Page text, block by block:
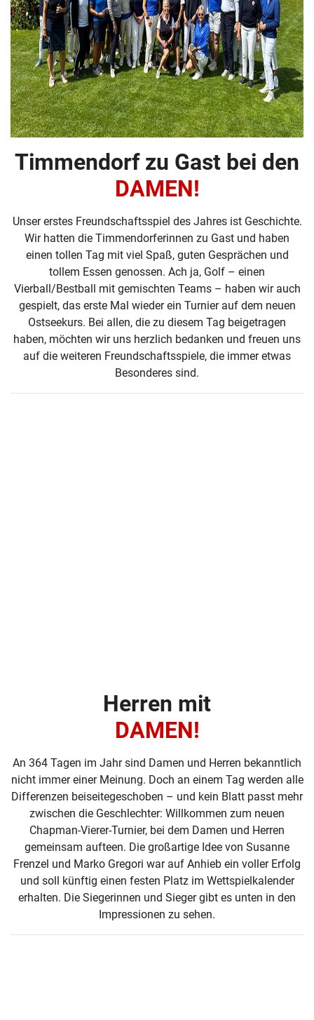
Timmendorf zu Gast bei den
DAMEN!
Unser erstes Freundschaftsspiel des Jahres ist Geschichte.
Wir hatten die Timmendorferinnen zu Gast und haben
einen tollen Tag mit viel Spaß, guten Gesprächen und
tollem Essen genossen. Ach ja, Golf – einen
Vierball/Bestball mit gemischten Teams – haben wir auch
gespielt, das erste Mal wieder ein Turnier auf dem neuen
Ostseekurs. Bei allen, die zu diesem Tag beigetragen
haben, möchten wir uns herzlich bedanken und freuen uns
auf die weiteren Freundschaftsspiele, die immer etwas
Besonderes sind.
Herren mit
DAMEN!
An 364 Tagen im Jahr sind Damen und Herren bekanntlich
nicht immer einer Meinung. Doch an einem Tag werden alle
Differenzen beiseitegeschoben – und kein Blatt passt mehr
zwischen die Geschlechter: Willkommen zum neuen
Chapman-Vierer-Turnier, bei dem Damen und Herren
gemeinsam aufteen. Die großartige Idee von Susanne
Frenzel und Marko Gregori war auf Anhieb ein voller Erfolg
und soll künftig einen festen Platz im Wettspielkalender
erhalten. Die Siegerinnen und Sieger gibt es unten in den
Impressionen zu sehen.